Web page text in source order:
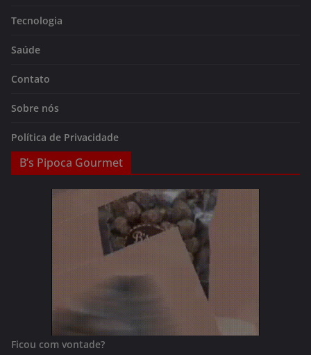
Tecnologia
Saúde
Contato
Sobre nós
Política de Privacidade
B’s Pipoca Gourmet
Ficou com vontade?